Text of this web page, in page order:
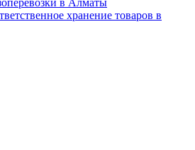
в Алматы
хранение товаров в